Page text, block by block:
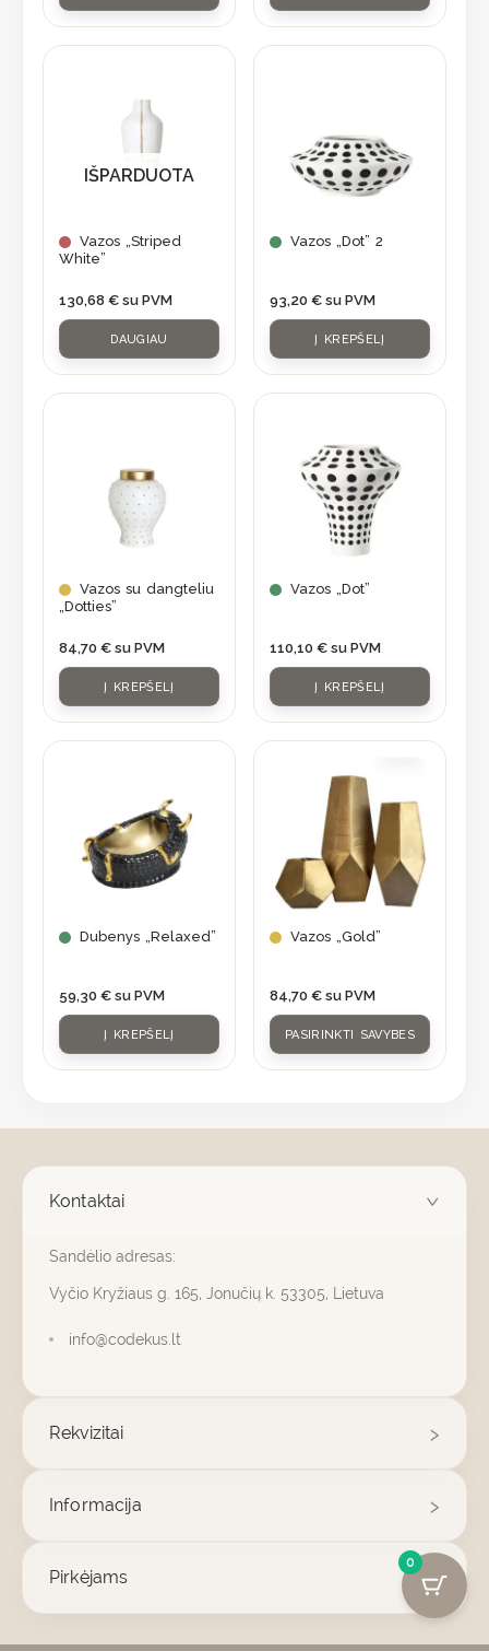
IŠPARDUOTA
Vazos „Striped
White”
130,68 € su PVM
DAUGIAU
Vazos „Dot” 2
93,20 € su PVM
Į KREPŠELĮ
Vazos su dangteliu
„Dotties”
84,70 € su PVM
Į KREPŠELĮ
Vazos „Dot”
110,10 € su PVM
Į KREPŠELĮ
Dubenys „Relaxed”
59,30 € su PVM
Į KREPŠELĮ
Vazos „Gold”
84,70 € su PVM
PASIRINKTI SAVYBES
multiple
variants.
The
options
may
chosen
on
the
product
Kontaktai
Sandėlio adresas:
Vyčio Kryžiaus g. 165, Jonučių k. 53305, Lietuva
info@codekus.lt
Rekvizitai
Informacija
Pirkėjams
0